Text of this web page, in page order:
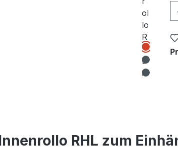
RHL zum